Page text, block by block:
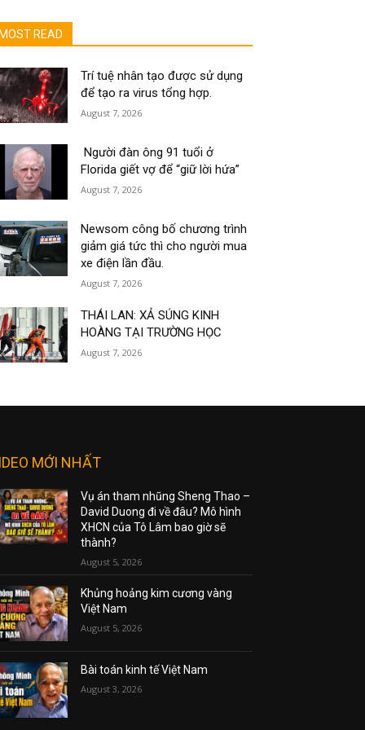
MOST READ
Trí tuệ nhân tạo được sử dụng
để tạo ra virus tổng hợp.
August 7, 2026
Người đàn ông 91 tuổi ở
Florida giết vợ để “giữ lời hứa”
August 7, 2026
Newsom công bố chương trình
giảm giá tức thì cho người mua
xe điện lần đầu.
August 7, 2026
THÁI LAN: XẢ SÚNG KINH
HOÀNG TẠI TRƯỜNG HỌC
August 7, 2026
MỚI NHẤT
Vụ án tham nhũng Sheng Thao –
David Duong đi về đâu? Mô hình
XHCN của Tô Lâm bao giờ sẽ
thành?
August 5, 2026
Khủng hoảng kim cương vàng
Việt Nam
August 5, 2026
Bài toán kinh tế Việt Nam
August 3, 2026